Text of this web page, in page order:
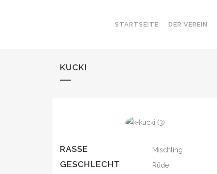
STARTSEITE DER VEREIN
KUCKI
RASSE Mischling
GESCHLECHT Rüde